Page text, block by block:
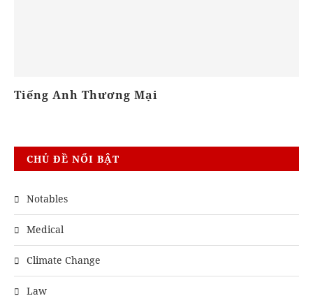
Khóa Grammar Cơ Bản
CHỦ ĐỀ NỔI BẬT
Notables
Medical
Climate Change
Law